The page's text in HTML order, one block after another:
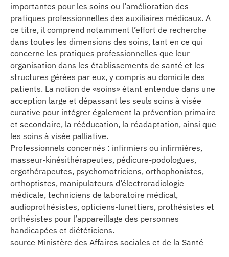
importantes pour les soins ou l’amélioration des
pratiques professionnelles des auxiliaires médicaux. A
ce titre, il comprend notamment l’effort de recherche
dans toutes les dimensions des soins, tant en ce qui
concerne les pratiques professionnelles que leur
organisation dans les établissements de santé et les
structures gérées par eux, y compris au domicile des
patients. La notion de «soins» étant entendue dans une
acception large et dépassant les seuls soins à visée
curative pour intégrer également la prévention primaire
et secondaire, la rééducation, la réadaptation, ainsi que
les soins à visée palliative.
Professionnels concernés : infirmiers ou infirmières,
masseur-kinésithérapeutes, pédicure-podologues,
ergothérapeutes, psychomotriciens, orthophonistes,
orthoptistes, manipulateurs d’électroradiologie
médicale, techniciens de laboratoire médical,
audioprothésistes, opticiens-lunettiers, prothésistes et
orthésistes pour l’appareillage des personnes
handicapées et diététiciens.
source Ministère des Affaires sociales et de la Santé